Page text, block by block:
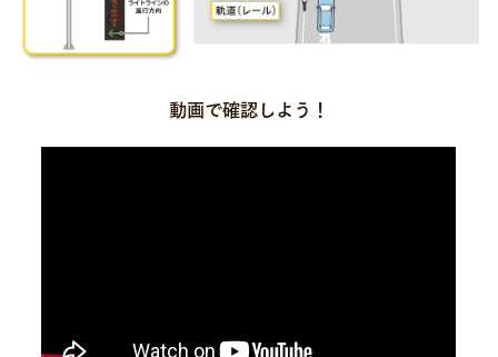
動画で確認しよう！